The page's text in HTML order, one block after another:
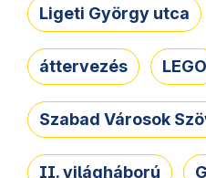
Ligeti György utca
áttervezés LEGO
Szabad Városok
II. világháború